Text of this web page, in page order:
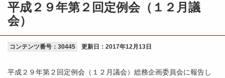
平成２９年第２回定例会（１２月議
会）
コンテンツ番号：30445 更新日： 2017年12月13日
平成２９年第２回定例会（１２月議会）総務企画委員会に報告し